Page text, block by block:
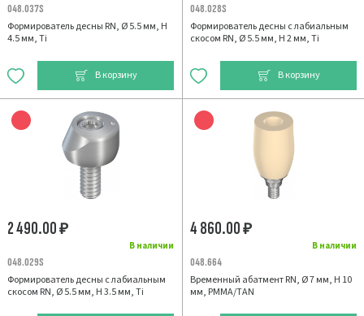
048.037S
Формирователь десны RN, Ø 5.5 мм, H
4.5 мм, Ti
В корзину
048.028S
Формирователь десны с лабиальным
скосом RN, Ø 5.5 мм, H 2 мм, Ti
В корзину
В наличии
2 490.00₽
048.029S
Формирователь десны с лабиальным
скосом RN, Ø 5.5 мм, H 3.5 мм, Ti
В наличии
4 860.00₽
048.664
Временный абатмент RN, Ø 7 мм, H 10
мм, PMMA/TAN